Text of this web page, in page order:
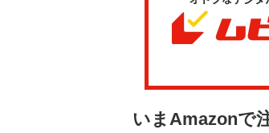
いまAmazonで